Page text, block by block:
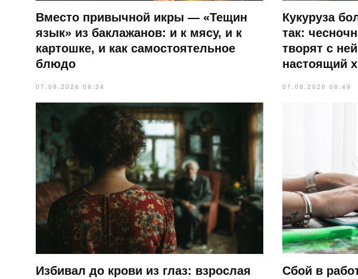
Вместо привычной икры — «Тещин
язык» из баклажанов: и к мясу, и к
картошке, и как самостоятельное
блюдо
07.08.2026 09:34
Кукуруза
так:
творят с
настоящий
07.08.2026 08:49
Избивал до крови из глаз: взрослая
Сбой в